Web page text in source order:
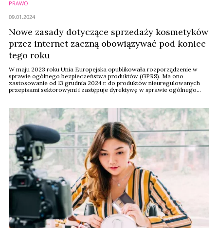
PRAWO
Nowe zasady dotyczące sprzedaży kosmetyków
przez internet zaczną obowiązywać pod koniec
tego roku
W maju 2023 roku Unia Europejska opublikowała rozporządzenie w
sprawie ogólnego bezpieczeństwa produktów (GPRS). Ma ono
zastosowanie od 13 grudnia 2024 r. do produktów nieuregulowanych
przepisami sektorowymi i zastępuje dyrektywę w sprawie ogólnego
szczególności na art. 19 GPRS.
09.01.2024